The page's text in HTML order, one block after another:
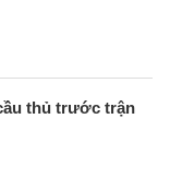
thủ trước trận